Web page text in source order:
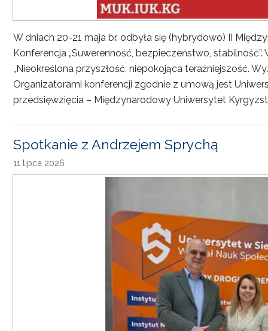
W dniach 20-21 maja br. odbyła się (hybrydowo) II
Konferencja „Suwerenność, bezpieczeństwo,
„Nieokreślona przyszłość, niepokojąca teraźniejszość.
Organizatorami konferencji zgodnie z umową jest
przedsięwzięcia – Międzynarodowy Uniwersytet
Spotkanie z Andrzejem Sprychą
11 lipca 2026